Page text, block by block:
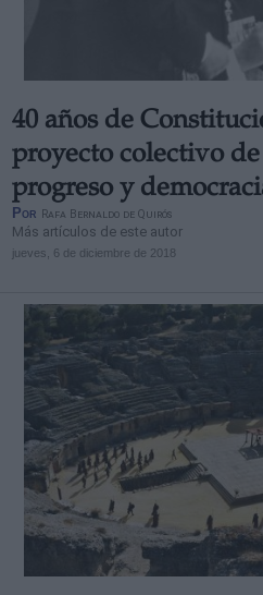
40 años de
proyecto colectivo
progreso y
Por Rafa Bernaldo de Quirós
Más artículos de este autor
jueves, 6 de diciembre de 2018